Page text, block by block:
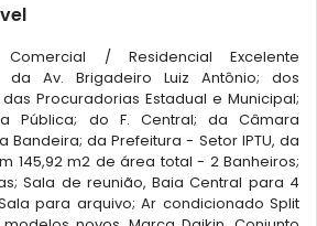
Comercial / Residencial Excelente
da Av. Brigadeiro Luiz Antônio; dos
Procuradorias Estadual e Municipal;
Pública; do F. Central; da Câmara
Bandeira; da Prefeitura - Setor IPTU, da
145,92 m2 de área total - 2 Banheiros;
Sala de reunião, Baia Central para 4
para arquivo; Ar condicionado Split